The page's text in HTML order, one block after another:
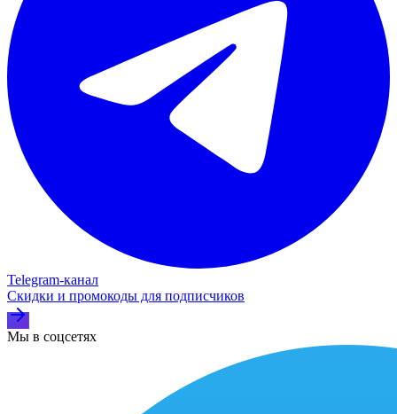
Telegram‑канал
Скидки и промокоды для подписчиков
Мы в соцсетях